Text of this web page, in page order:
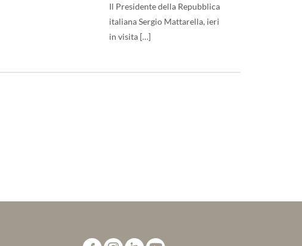
Il Presidente della Repubblica
italiana Sergio Mattarella, ieri
in visita […]